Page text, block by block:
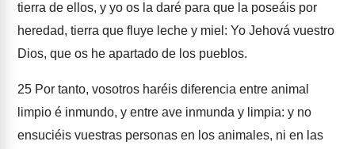
tierra de ellos, y yo os la daré para que la poseáis por
heredad, tierra que fluye leche y miel: Yo Jehová vuestro
Dios, que os he apartado de los pueblos.
25 Por tanto, vosotros haréis diferencia entre animal
limpio é inmundo, y entre ave inmunda y limpia: y no
ensuciéis vuestras personas en los animales, ni en las